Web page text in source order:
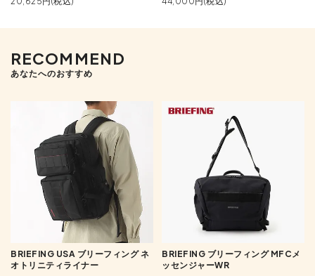
RECOMMEND
あなたへのおすすめ
BRIEFING USA ブリーフィング ネ
オトリニティライナー
BRIEFING ブリーフィング MFCメ
ッセンジャーWR